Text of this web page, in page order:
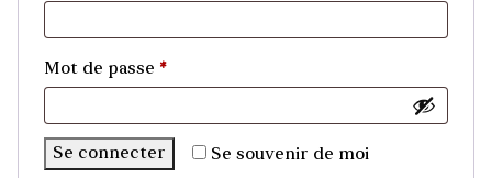
Mot de passe *Obligatoire
Se souvenir de moi
Se connecter